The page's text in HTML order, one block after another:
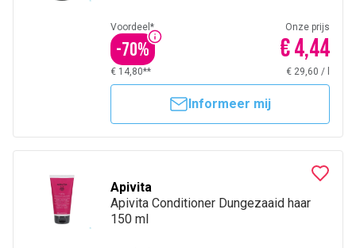
Voordeel*
-70%
Onze prijs
€ 4,44
€ 14,80** € 29,60 /
Informeer mij
Apivita
Apivita Conditioner Dungezaaid haar
150 ml